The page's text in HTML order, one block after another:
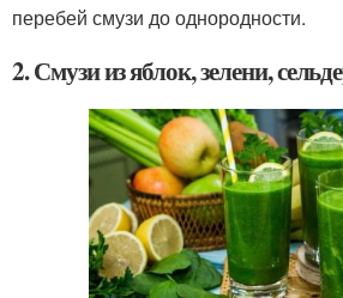
перебей смузи до однородности.
2. Смузи из яблок, зелени,